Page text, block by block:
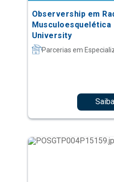
Observership em
Musculoesquelética
University
Parcerias em